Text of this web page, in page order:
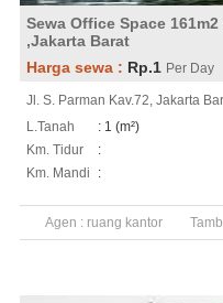
Sewa Office Space
,Jakarta Barat
Harga sewa : Rp.1 Per Day
Jl. S. Parman Kav.72, Jakarta
L.Tanah
: 1 (m²)
Km. Tidur
:
Km. Mandi
:
Agen : ruang kantor